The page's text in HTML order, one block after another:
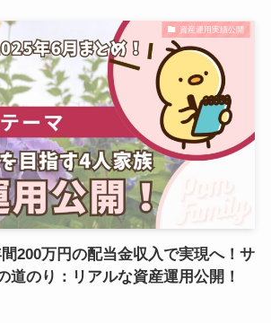
資産運用実績公開
間200万円の配当金収入で実現へ！サ
道のり：リアルな資産運用公開！